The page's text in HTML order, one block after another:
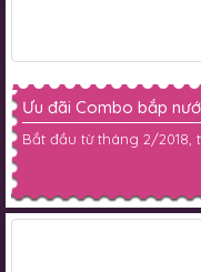
Ưu đãi Combo bắp
Bắt đầu từ tháng 2/2018,